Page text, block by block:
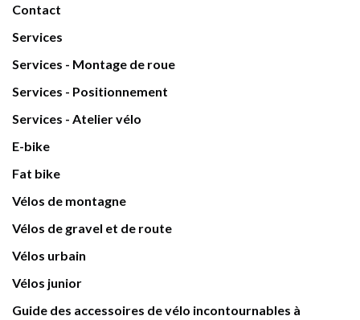
Contact
Services
Services - Montage de roue
Services - Positionnement
Services - Atelier vélo
E-bike
Fat bike
Vélos de montagne
Vélos de gravel et de route
Vélos urbain
Vélos junior
Guide des accessoires de vélo incontournables à